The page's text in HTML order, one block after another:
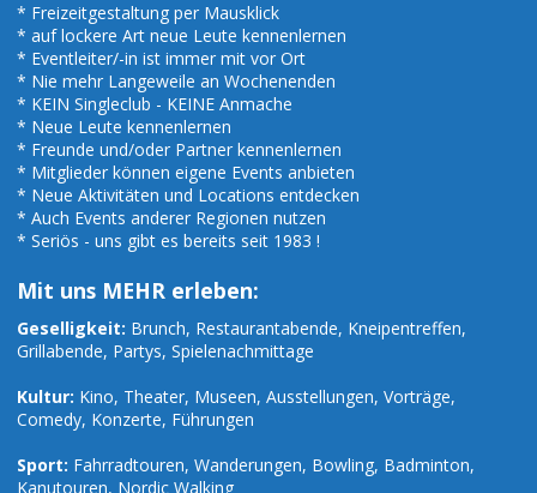
* Freizeitgestaltung per Mausklick
* auf lockere Art neue Leute kennenlernen
* Eventleiter/-in ist immer mit vor Ort
* Nie mehr Langeweile an Wochenenden
* KEIN Singleclub - KEINE Anmache
* Neue Leute kennenlernen
* Freunde und/oder Partner kennenlernen
* Mitglieder können eigene Events anbieten
* Neue Aktivitäten und Locations entdecken
* Auch Events anderer Regionen nutzen
* Seriös - uns gibt es bereits seit 1983 !
Mit uns MEHR erleben:
Geselligkeit: Brunch, Restaurantabende, Kneipentreffen,
Grillabende, Partys, Spielenachmittage
Kultur: Kino, Theater, Museen, Ausstellungen, Vorträge,
Comedy, Konzerte, Führungen
Sport: Fahrradtouren, Wanderungen, Bowling, Badminton,
Kanutouren, Nordic Walking